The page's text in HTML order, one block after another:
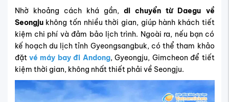
Nhờ khoảng cách khá gần,di chuyển từ Daegu về
Seongjukhông tốn nhiều thời gian, giúp hành khách tiết
kiệm chi phí và đảm bảo lịch trình. Ngoài ra, nếu bạn có
kế hoạch du lịch tỉnh Gyeongsangbuk, có thể tham khảo
đặt vé máy bay đi Andong, Gyeongju, Gimcheon để tiết
kiệm thời gian, không nhất thiết phải về Seongju.